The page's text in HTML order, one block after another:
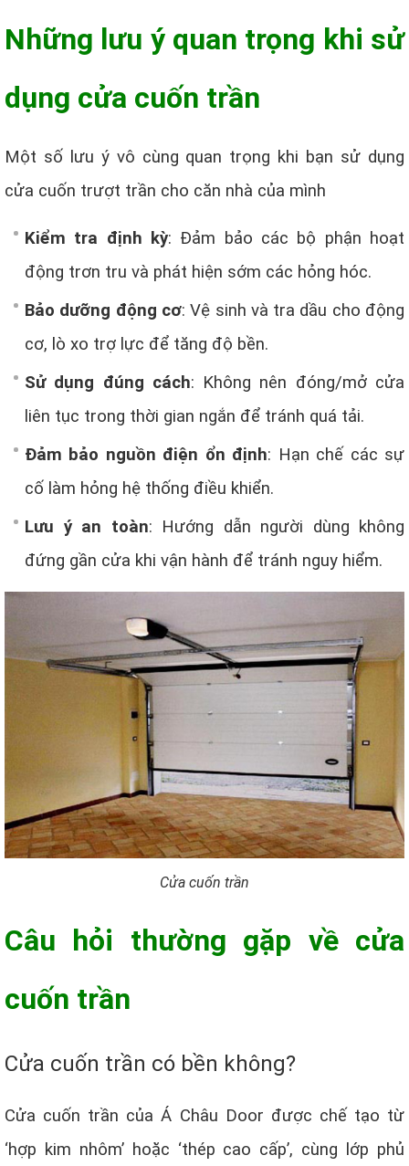
Những lưu ý quan trọng khi sử
dụng cửa cuốn trần
Một số lưu ý vô cùng quan trọng khi bạn sử dụng
cửa cuốn trượt trần cho căn nhà của mình
Kiểm tra định kỳ: Đảm bảo các bộ phận hoạt
động trơn tru và phát hiện sớm các hỏng hóc.
Bảo dưỡng động cơ: Vệ sinh và tra dầu cho động
cơ, lò xo trợ lực để tăng độ bền.
Sử dụng đúng cách: Không nên đóng/mở cửa
liên tục trong thời gian ngắn để tránh quá tải.
Đảm bảo nguồn điện ổn định: Hạn chế các sự
cố làm hỏng hệ thống điều khiển.
Lưu ý an toàn: Hướng dẫn người dùng không
đứng gần cửa khi vận hành để tránh nguy hiểm.
Cửa cuốn trần
Câu hỏi thường gặp về cửa
cuốn trần
Cửa cuốn trần có bền không?
Cửa cuốn trần của Á Châu Door được chế tạo từ
‘hợp kim nhôm’ hoặc ‘thép cao cấp’, cùng lớp phủ